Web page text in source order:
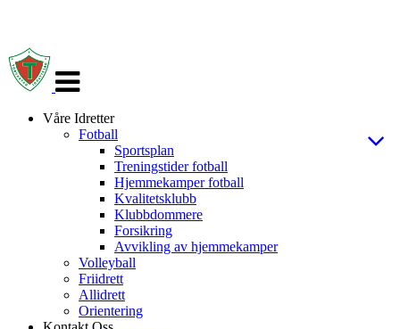
navigasjon
Våre Idretter
Fotball
Sportsplan
Treningstider fotball
Hjemmekamper fotball
Kvalitetsklubb
Klubbdommere
Forsikring
Avvikling av hjemmekamper
Volleyball
Friidrett
Allidrett
Orientering